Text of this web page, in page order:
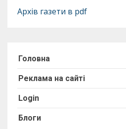
Архів газети в pdf
Головна
Реклама на сайті
Login
Блоги